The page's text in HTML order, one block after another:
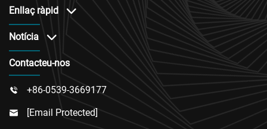
Enllaç ràpid
Notícia
Contacteu-nos
 +86-0539-3669177
 [email Protected]